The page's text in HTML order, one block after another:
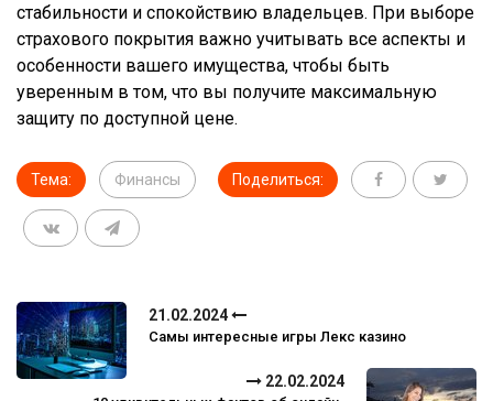
стабильности и спокойствию владельцев. При выборе
страхового покрытия важно учитывать все аспекты и
особенности вашего имущества, чтобы быть
уверенным в том, что вы получите максимальную
защиту по доступной цене.
Тема: Финансы Поделиться:
21.02.2024
Самы интересные игры Лекс казино
22.02.2024